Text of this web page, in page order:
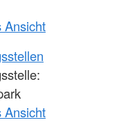
Ansicht
Ansicht